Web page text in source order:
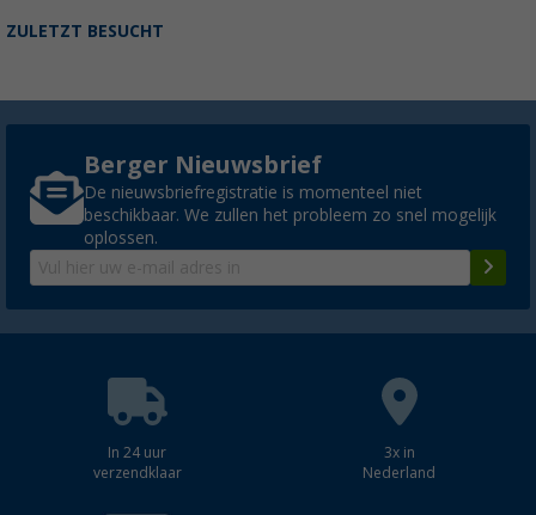
ZULETZT BESUCHT
Berger Nieuwsbrief
De nieuwsbriefregistratie is momenteel niet
beschikbaar. We zullen het probleem zo snel mogelijk
oplossen.
In 24 uur
verzendklaar
3x in
Nederland